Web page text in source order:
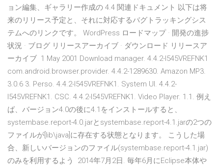
ョン編集、ギャラリー作成の 4.4 関連ドキュメント 以下は将
来のリリース予定と、それに対応するバグトラッキングシス
テムへのリンクです。 WordPress ロードマップ · 開発の進捗
状況 · ブログ リリースアーカイブ · ダウンロード リリースア
ーカイブ 1 May 2001 Download manager. 4.4.2-I545VREFNK1
com.android.browser.provider. 4.4.2-1289630. Amazon MP3.
3.0.6 3. Perso. 4.4.2-I545VREFNK1. System UI. 4.4.2-
I545VREFNK1. CSC. 4.4.2-I545VREFNK1. Video Player. 1.1. 例え
ば、バージョン4.0の後に4.1をインストールすると、
systembase.report-4.0.jarとsystembase.report-4.1.jarの2つの
ファイルが[lib\java]に存在する状態となります。 こうした場
合、新しいバージョンのファイル(systembase.report-4.1.jar)
のみを利用するよう 2014年7月2日. 毎年6月にEclipse本体や